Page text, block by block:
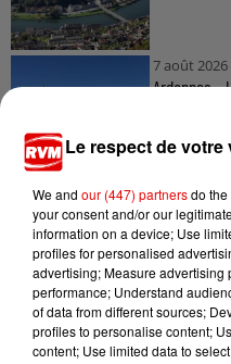
7 août 2026
Ardennes -
retour de
7 août 2026
Ardennes -
monde,
Le respect de
We and our (447) partnersdo
your consent and/or our
information on a device; Use
profiles for personalised
advertising; Measure advertising
performance; Understand
of data from different sources;
profiles to personalise content;
content; Use limited data to